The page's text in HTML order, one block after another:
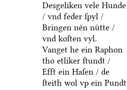
Desgeliken vele Hunde
/ vnd feder ſpyl /
Bringen neͤn nuͤtte /
vnd koſten vyl.
Vanget he ein Raphon
tho etliker ſtundt /
Efft ein Haſen / de
ſteith wol vp ein Pundt